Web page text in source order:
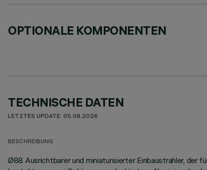
OPTIONALE KOMPONENTEN
TECHNISCHE DATEN
LETZTES UPDATE: 05.08.2026
BESCHREIBUNG
Ø88 Ausrichtbarer und miniaturisierter Einbaustrahler, der